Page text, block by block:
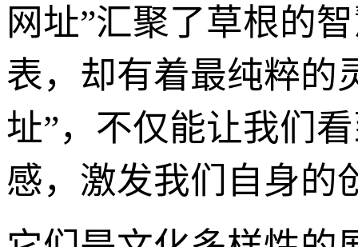
网址”汇聚了草根的
表，却有着最纯粹的
址”，不仅能让我们
感，激发我们自身的